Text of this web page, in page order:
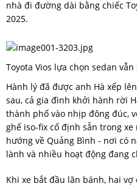
nhà đi đường dài bằng chiếc
2025.
Toyota Vios lựa chọn sedan
Hành lý đã được anh Hà xếp
sau, cả gia đình khởi hành rời
thành phố vào nhịp đông đúc,
ghế iso-fix cố định sẵn trong
hướng về Quảng Bình - nơi có
lành và nhiều hoạt động đang
Khi xe bắt đầu lăn bánh, hai